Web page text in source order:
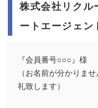
株式会社リクル
ートエージェン
『会員番号○○○』様
（お名前が分かりま
礼致します）